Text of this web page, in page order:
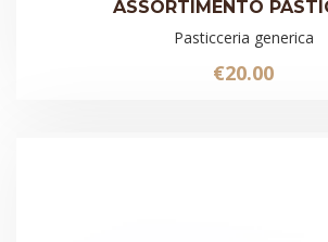
ASSORTIMENTO
Pasticceria generica
€20.00